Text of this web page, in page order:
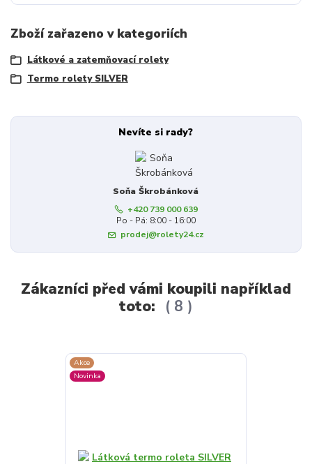
Zboží zařazeno v kategoriích
Látkové a zatemňovací rolety
Termo rolety SILVER
Nevíte si rady?
Soňa Škrobánková
+420 739 000 639
Po - Pá: 8:00 - 16:00
prodej@rolety24.cz
Zákazníci před vámi koupili například
toto:
8
Akce
Novinka